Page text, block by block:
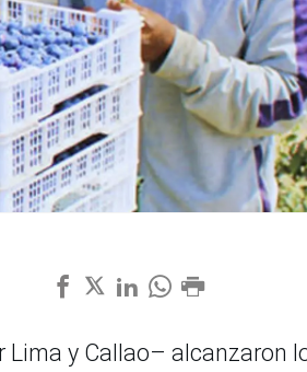
Lima y Callao– alcanzaron